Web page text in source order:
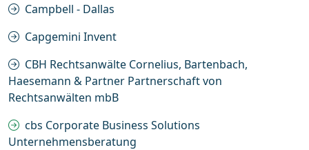
Campbell - Dallas
Capgemini Invent
CBH Rechtsanwälte Cornelius, Bartenbach,
Haesemann & Partner Partnerschaft von
Rechtsanwälten mbB
cbs Corporate Business Solutions
Unternehmensberatung